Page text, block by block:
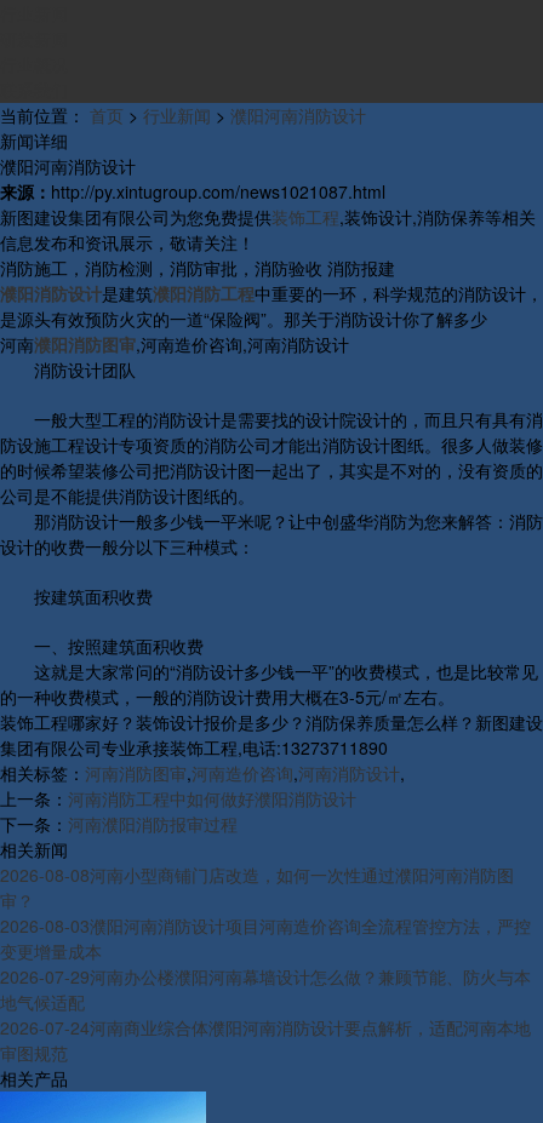
当前位置： 首页 > 行业新闻 > 濮阳河南消防设计
新闻详细
濮阳河南消防设计
来源： http://py.xintugroup.com/news1021087.html
新图建设集团有限公司为您免费提供装饰工程,装饰设计,消防保养等相关
信息发布和资讯展示，敬请关注！
消防施工，消防检测，消防审批，消防验收 消防报建
濮阳消防设计是建筑濮阳消防工程中重要的一环，科学规范的消防设计，
是源头有效预防火灾的一道“保险阀”。那关于消防设计你了解多少
河南濮阳消防图审,河南造价咨询,河南消防设计
消防设计团队
一般大型工程的消防设计是需要找的设计院设计的，而且只有具有消
防设施工程设计专项资质的消防公司才能出消防设计图纸。很多人做装修
的时候希望装修公司把消防设计图一起出了，其实是不对的，没有资质的
公司是不能提供消防设计图纸的。
那消防设计一般多少钱一平米呢？让中创盛华消防为您来解答：消防
设计的收费一般分以下三种模式：
按建筑面积收费
一、按照建筑面积收费
这就是大家常问的“消防设计多少钱一平”的收费模式，也是比较常见
的一种收费模式，一般的消防设计费用大概在3-5元/㎡左右。
装饰工程哪家好？装饰设计报价是多少？消防保养质量怎么样？新图建设
集团有限公司专业承接装饰工程,电话:13273711890
相关标签： 河南消防图审,河南造价咨询,河南消防设计,
上一条： 河南消防工程中如何做好濮阳消防设计
下一条： 河南濮阳消防报审过程
相关新闻
2026-08-08河南小型商铺门店改造，如何一次性通过濮阳河南消防图
审？
2026-08-03濮阳河南消防设计项目河南造价咨询全流程管控方法，严控
变更增量成本
2026-07-29河南办公楼濮阳河南幕墙设计怎么做？兼顾节能、防火与本
地气候适配
2026-07-24河南商业综合体濮阳河南消防设计要点解析，适配河南本地
审图规范
相关产品